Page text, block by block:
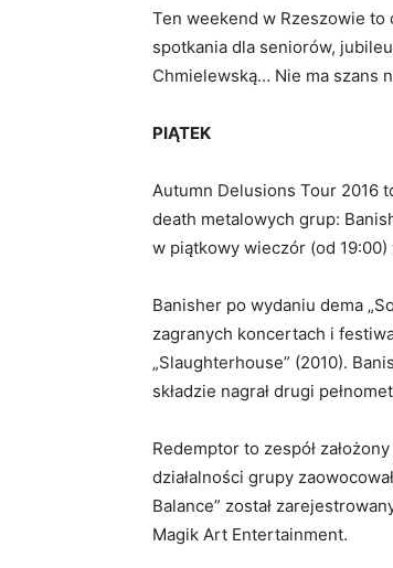
Ten weekend w Rzeszowie to
spotkania dla seniorów,
Chmielewską… Nie ma szans
PIĄTEK
Autumn Delusions Tour 2016
death metalowych grup:
w piątkowy wieczór (od 19:00)
Banisher po wydaniu dema
zagranych koncertach i
„Slaughterhouse” (2010).
składzie nagrał drugi
Redemptor to zespół
działalności grupy
Balance” został
Magik Art Entertainment.